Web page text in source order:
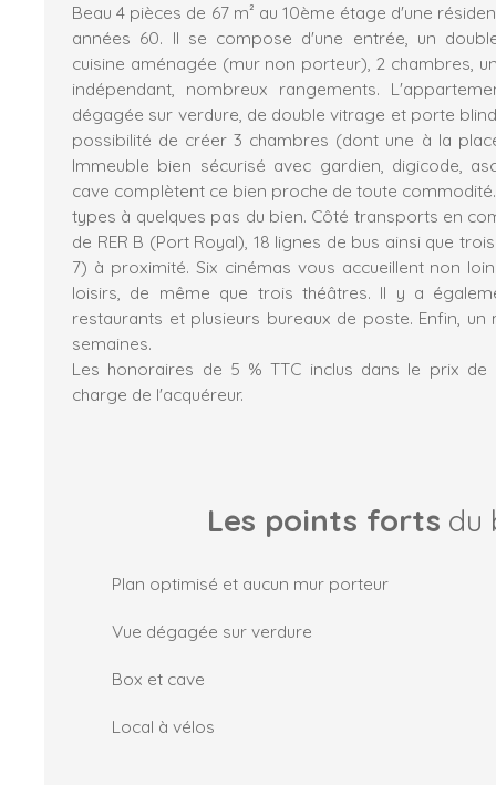
Beau 4 pièces de 67 m² au 10ème étage d'une
années 60. Il se compose d'une entrée, un
cuisine aménagée (mur non porteur), 2 chambres,
indépendant, nombreux rangements.
dégagée sur verdure, de double vitrage et porte
possibilité de créer 3 chambres (dont une à la
Immeuble bien sécurisé avec gardien, digicode,
cave complètent ce bien proche de toute
types à quelques pas du bien. Côté transports en
de RER B (Port Royal), 18 lignes de bus ainsi que
7) à proximité. Six cinémas vous accueillent non
loisirs, de même que trois théâtres. Il y a
restaurants et plusieurs bureaux de poste. Enfin, un
semaines.
Les honoraires de 5 % TTC inclus dans le prix
charge de l'acquéreur.
Les points forts du
Plan optimisé et aucun mur porteur
Vue dégagée sur verdure
Box et cave
Local à vélos